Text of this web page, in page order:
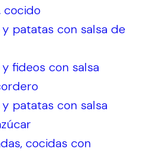
cocido
patatas con salsa de
fideos con salsa
patatas con salsa
cocidas con